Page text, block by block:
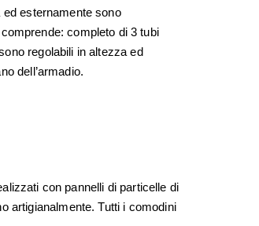
esternamente sono
completo di 3 tubi
regolabili in altezza ed
dell’armadio.
con pannelli di particelle di
artigianalmente. Tutti i comodini